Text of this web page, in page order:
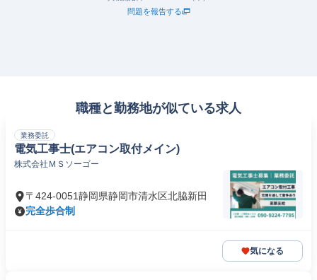
問題を報告する
職種と勤務地が似ている求人
業務委託
電気工事士(エアコン取付メイン)
株式会社ＭＳソーゴー
〒424-0051静岡県静岡市清水区北脇新田
完全歩合制
気になる